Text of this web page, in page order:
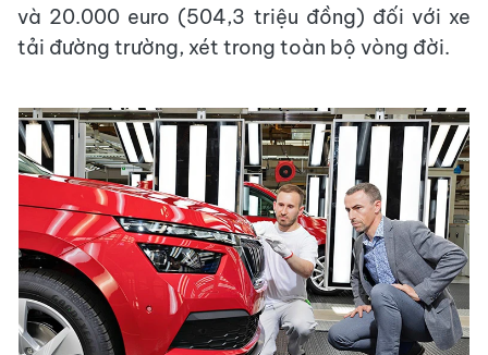
và 20.000 euro (504,3 triệu đồng) đối với xe
tải đường trường, xét trong toàn bộ vòng đời.